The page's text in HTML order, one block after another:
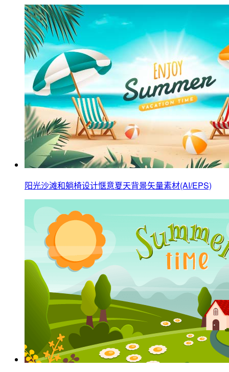
阳光沙滩和躺椅设计惬意夏天背景矢量素材(AI/EPS)